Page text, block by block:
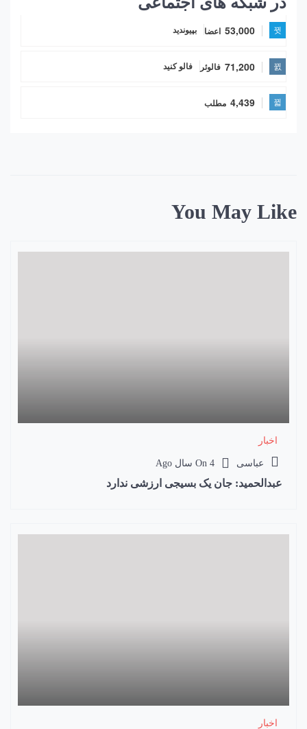
53,000 اعضا بپیوندید
71,200 فالوئر فالو کنید
4,439 مطلب
You May Like
اخبار
عباسی On 4 سال Ago
عبدالحمید: جان یک بسیجی ارزشی ندارد
اخبار